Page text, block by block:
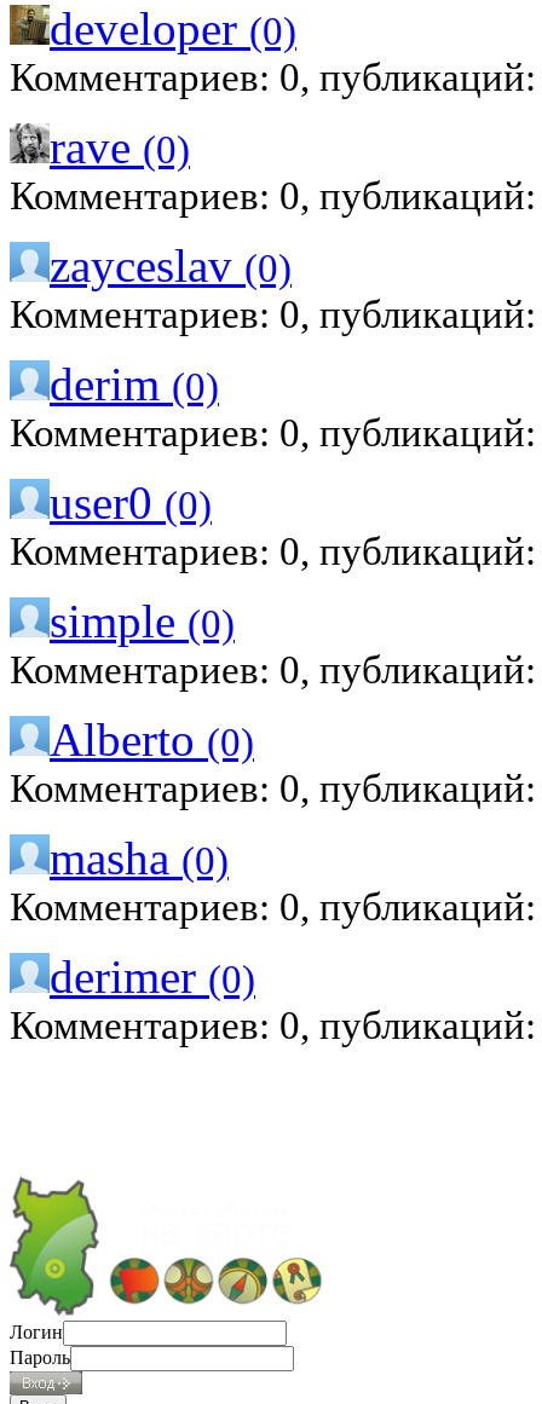
developer (0)
Комментариев: 0,
rave (0)
Комментариев: 0,
zayceslav (0)
Комментариев: 0,
derim (0)
Комментариев: 0,
user0 (0)
Комментариев: 0,
simple (0)
Комментариев: 0,
Alberto (0)
Комментариев: 0,
masha (0)
Комментариев: 0,
derimer (0)
Комментариев: 0,
Логин
Пароль